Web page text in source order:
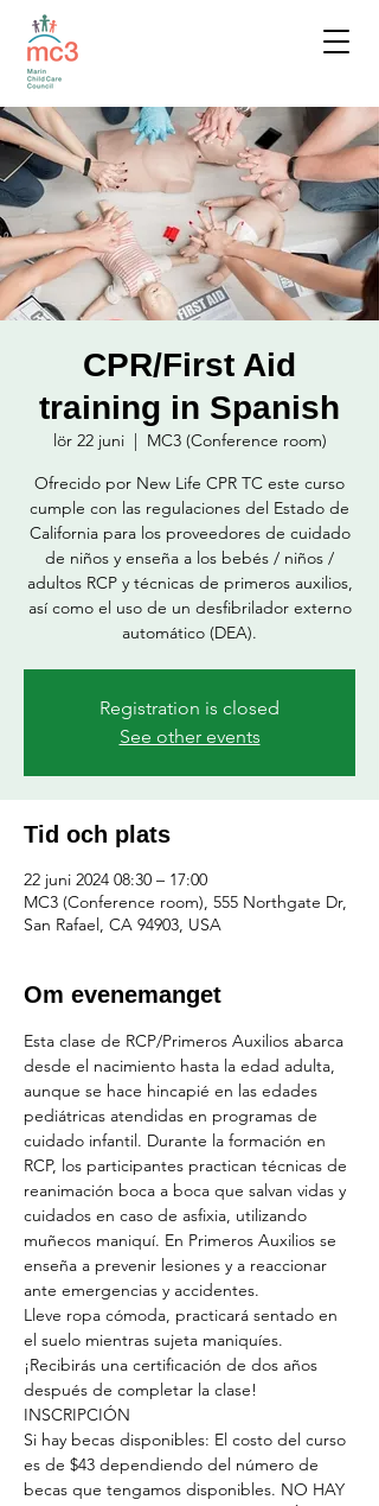
CPR/First Aid
training in Spanish
lör 22 juni
  |
MC3 (Conference room)
Ofrecido por New Life CPR TC este curso
cumple con las regulaciones del Estado de
California para los proveedores de cuidado
de niños y enseña a los bebés / niños /
adultos RCP y técnicas de primeros auxilios,
así como el uso de un desfibrilador externo
automático (DEA).
Registration is closed
See other events
Tid och plats
22 juni 2024 08:30 – 17:00
MC3 (Conference room), 555 Northgate Dr,
San Rafael, CA 94903, USA
Om evenemanget
Esta clase de RCP/Primeros Auxilios abarca
desde el nacimiento hasta la edad adulta,
aunque se hace hincapié en las edades
pediátricas atendidas en programas de
cuidado infantil. Durante la formación en
RCP, los participantes practican técnicas de
reanimación boca a boca que salvan vidas y
cuidados en caso de asfixia, utilizando
muñecos maniquí. En Primeros Auxilios se
enseña a prevenir lesiones y a reaccionar
ante emergencias y accidentes.
Lleve ropa cómoda, practicará sentado en
el suelo mientras sujeta maniquíes.
¡Recibirás una certificación de dos años
después de completar la clase!
INSCRIPCIÓN
Si hay becas disponibles: El costo del curso
es de $43 dependiendo del número de
becas que tengamos disponibles. NO HAY